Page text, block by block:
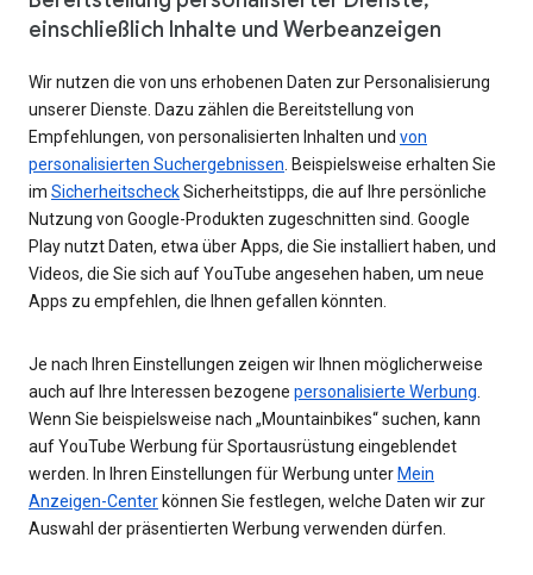
einschließlich Inhalte und Werbeanzeigen
Wir nutzen die von uns erhobenen Daten zur Personalisierung
unserer Dienste. Dazu zählen die Bereitstellung von
Empfehlungen, von personalisierten Inhalten und von
personalisierten Suchergebnissen . Beispielsweise erhalten Sie
im SicherheitscheckSicherheitstipps, die auf Ihre persönliche
Nutzung von Google-Produkten zugeschnitten sind. Google
Play nutzt Daten, etwa über Apps, die Sie installiert haben, und
Videos, die Sie sich auf YouTube angesehen haben, um neue
Apps zu empfehlen, die Ihnen gefallen könnten.
Je nach Ihren Einstellungen zeigen wir Ihnen möglicherweise
auch auf Ihre Interessen bezogene personalisierte Werbung
Wenn Sie beispielsweise nach „Mountainbikes“ suchen, kann
auf YouTube Werbung für Sportausrüstung eingeblendet
werden. In Ihren Einstellungen für Werbung unter Mein
Anzeigen-Center können Sie festlegen, welche Daten wir zur
Auswahl der präsentierten Werbung verwenden dürfen.